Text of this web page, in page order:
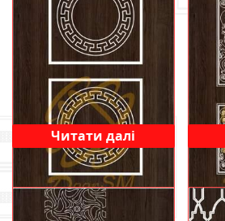
Читати далі